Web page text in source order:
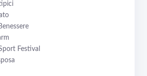
Festival